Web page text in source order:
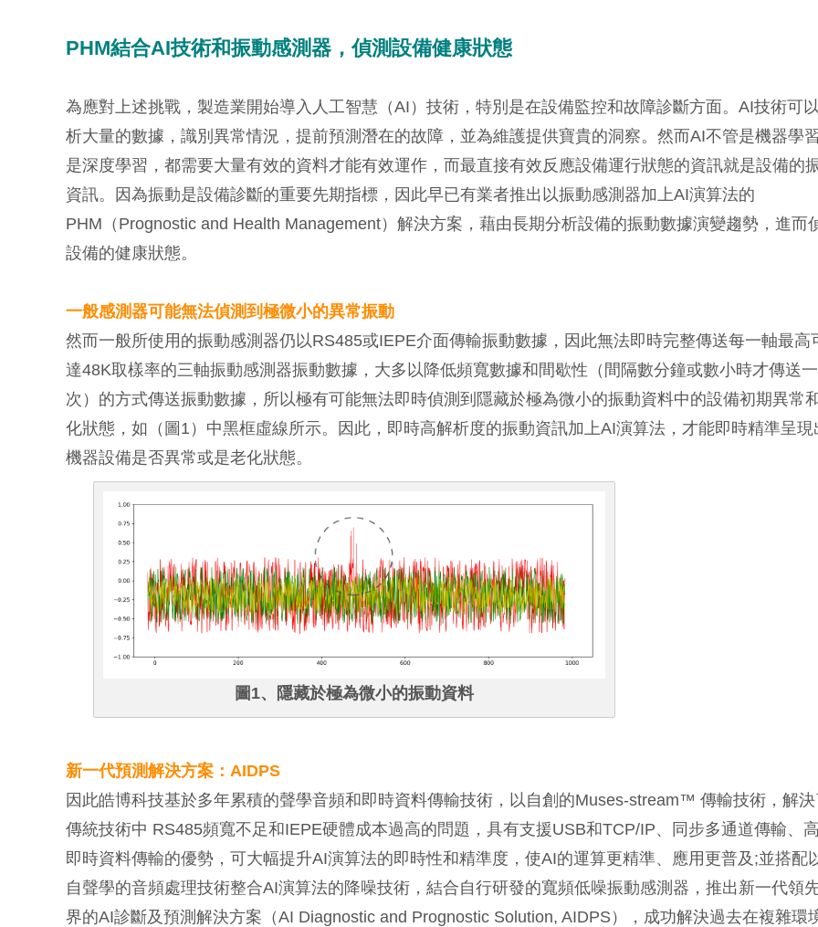
PHM結合AI技術和振動感測器，偵測設備健康狀態
為應對上述挑戰，製造業開始導入人工智慧（AI）技術，特別是在設備監控和故障診斷方面。AI技術可
析大量的數據，識別異常情況，提前預測潛在的故障，並為維護提供寶貴的洞察。然而AI不管是機器學
是深度學習，都需要大量有效的資料才能有效運作，而最直接有效反應設備運行狀態的資訊就是設備的
資訊。因為振動是設備診斷的重要先期指標，因此早已有業者推出以振動感測器加上AI演算法的
PHM（Prognostic and Health Management）解決方案，藉由長期分析設備的振動數據演變趨勢，進而
設備的健康狀態。
一般感測器可能無法偵測到極微小的異常振動
然而一般所使用的振動感測器仍以RS485或IEPE介面傳輸振動數據，因此無法即時完整傳送每一軸最高
達48K取樣率的三軸振動感測器振動數據，大多以降低頻寬數據和間歇性（間隔數分鐘或數小時才傳送一
次）的方式傳送振動數據，所以極有可能無法即時偵測到隱藏於極為微小的振動資料中的設備初期異常
化狀態，如（圖1）中黑框虛線所示。因此，即時高解析度的振動資訊加上AI演算法，才能即時精準呈現
機器設備是否異常或是老化狀態。
圖1、隱藏於極為微小的振動資料
新一代預測解決方案：AIDPS
因此皓博科技基於多年累積的聲學音頻和即時資料傳輸技術，以自創的Muses-stream™ 傳輸技術，解決
傳統技術中 RS485頻寬不足和IEPE硬體成本過高的問題，具有支援USB和TCP/IP、同步多通道傳輸、
即時資料傳輸的優勢，可大幅提升AI演算法的即時性和精準度，使AI的運算更精準、應用更普及;並搭配
自聲學的音頻處理技術整合AI演算法的降噪技術，結合自行研發的寬頻低噪振動感測器，推出新一代領
界的AI診斷及預測解決方案（AI Diagnostic and Prognostic Solution, AIDPS），成功解決過去在複雜環